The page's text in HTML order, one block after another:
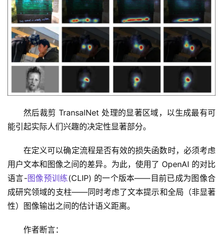
然后裁剪 TransalNet 处理的显著区域，以生成最有可
能引起实际人们兴趣的决定性显著部分。
在定义可以确定流程是否有效的损失函数时，必须考虑
用户文本和图像之间的差异。为此，使用了 OpenAI 的对比
语言-图像预训练(CLIP) 的一个版本——目前已成为图像合
成研究领域的支柱——同时考虑了文本提示和全局（非显著
性）图像输出之间的估计语义距离。
作者断言：